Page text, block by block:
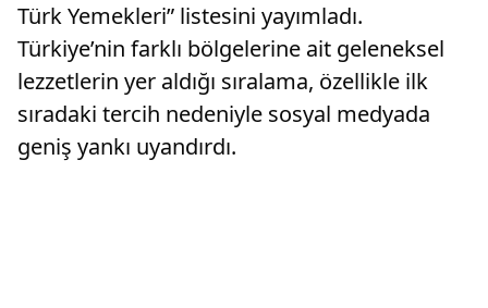
Türk Yemekleri” listesini yayımladı.
Türkiye’nin farklı bölgelerine ait geleneksel
lezzetlerin yer aldığı sıralama, özellikle ilk
sıradaki tercih nedeniyle sosyal medyada
geniş yankı uyandırdı.